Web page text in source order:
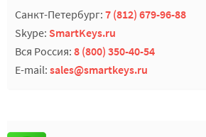
Санкт-Петербург: 7 (812) 679-96-88
Skype: SmartKeys.ru
Вся Россия: 8 (800) 350-40-54
E-mail: sales@smartkeys.ru